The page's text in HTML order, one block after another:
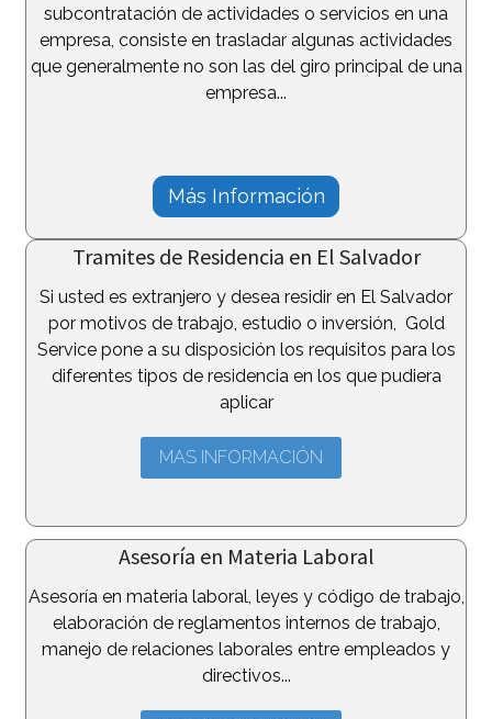
subcontratación de actividades o servicios en una
empresa, consiste en trasladar algunas actividades
que generalmente no son las del giro principal de una
empresa...
Más Información
Tramites de Residencia en El Salvador
Si usted es extranjero y desea residir en El Salvador
por motivos de trabajo, estudio o inversión, Gold
Service pone a su disposición los requisitos para los
diferentes tipos de residencia en los que pudiera
aplicar
MAS INFORMACIÓN
Asesoría en Materia Laboral
Asesoría en materia laboral, leyes y código de trabajo,
elaboración de reglamentos internos de trabajo,
manejo de relaciones laborales entre empleados y
directivos...